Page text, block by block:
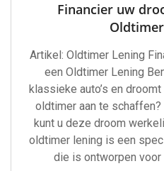
Financier uw
Artikel: Oldtimer Lening
een Oldtimer Lening
klassieke auto’s en
oldtimer aan te
kunt u deze droom
oldtimer lening is een
die is ontworpen voor